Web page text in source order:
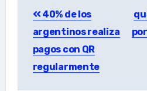
navigation
40% de los
argentinos realiza
pagos con QR
regularmente